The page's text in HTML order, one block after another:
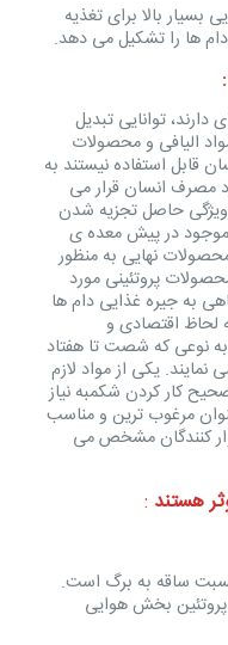
بالا برای تغذیه
توانایی تبدیل
الیافی و محصولات
قابل استفاده نیستند به
مصرف انسان قرار می
ویژگی حاصل تجزیه شدن
موجود در پیش معده ی
محصولات نهایی به منظور
پروتئینی مورد
به جیره غذایی دام ها
لحاظ اقتصادی و
نوعی که شصت تا هفتاد
یکی از مواد لازم
کار کردن شکمبه نیاز
مرغوب ترین و مناسب
کنندگان مشخص می
هستند :
ساقه به برگ است.
بخش هوایی